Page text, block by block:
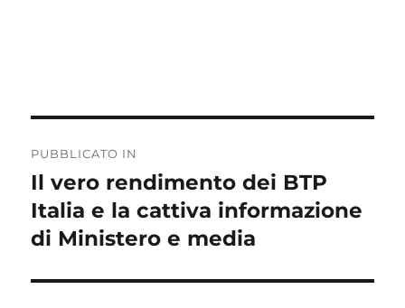
articoli
PUBBLICATO IN
Il vero rendimento dei BTP
Italia e la cattiva informazione
di Ministero e media